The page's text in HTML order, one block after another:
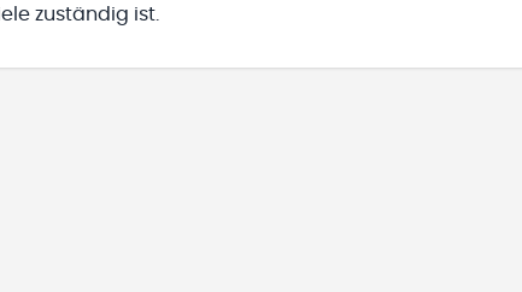
zuständig ist.